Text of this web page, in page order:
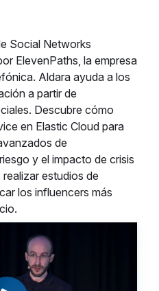
Social Networks
ElevenPaths, la empresa
Aldara ayuda a los
a partir de
Descubre cómo
en Elastic Cloud para
de
y el impacto de crisis
estudios de
los influencers más